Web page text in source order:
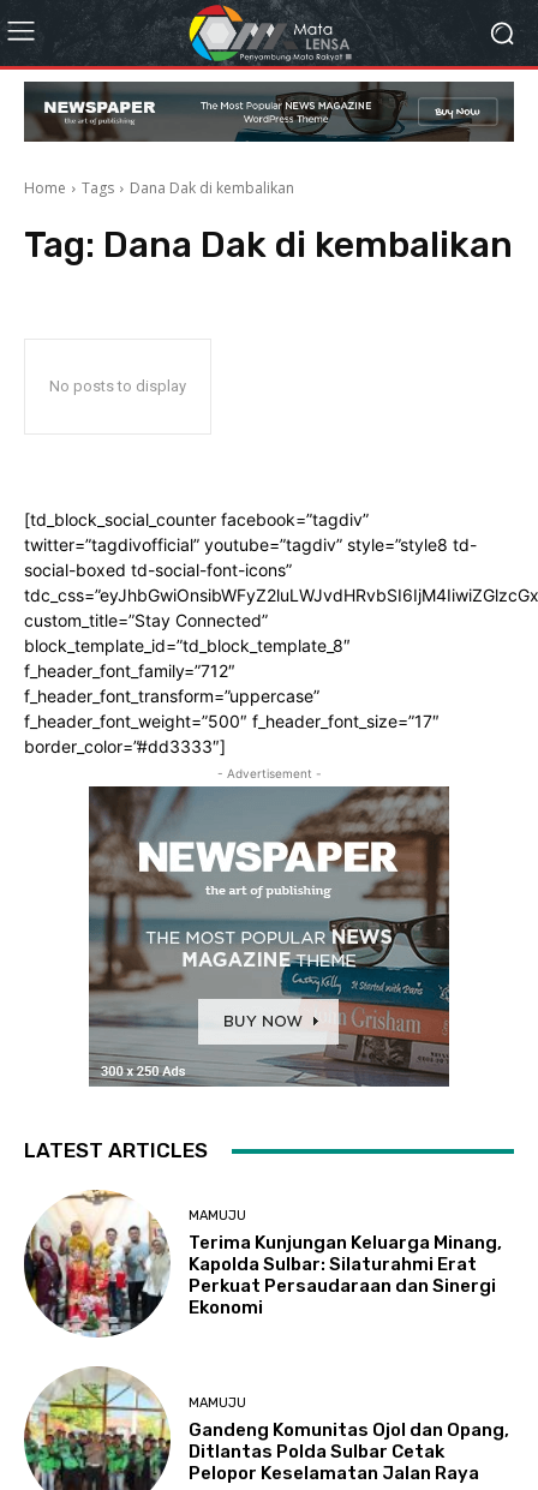
Home Tags Dana Dak di kembalikan
Tag: Dana Dak di kembalikan
No posts to display
[td_block_social_counter facebook=”tagdiv”
twitter=”tagdivofficial” youtube=”tagdiv” style=”style8 td-
social-boxed td-social-font-icons”
custom_title=”Stay Connected”
block_template_id=”td_block_template_8″
f_header_font_family=”712″
f_header_font_transform=”uppercase”
f_header_font_weight=”500″ f_header_font_size=”17″
border_color=”#dd3333″]
- Advertisement -
LATEST ARTICLES
MAMUJU
Terima Kunjungan Keluarga Minang,
Kapolda Sulbar: Silaturahmi Erat
Perkuat Persaudaraan dan Sinergi
Ekonomi
MAMUJU
Gandeng Komunitas Ojol dan Opang,
Ditlantas Polda Sulbar Cetak
Pelopor Keselamatan Jalan Raya